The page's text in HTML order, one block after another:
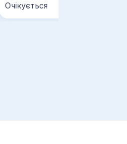
Очікується